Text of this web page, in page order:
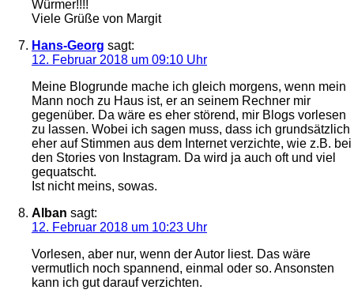
Würmer!!!!
Viele Grüße von Margit
Hans-Georg sagt:
12. Februar 2018 um 09:10 Uhr
Meine Blogrunde mache ich gleich morgens, wenn mein
Mann noch zu Haus ist, er an seinem Rechner mir
gegenüber. Da wäre es eher störend, mir Blogs vorlesen
zu lassen. Wobei ich sagen muss, dass ich grundsätzlich
eher auf Stimmen aus dem Internet verzichte, wie z.B. bei
den Stories von Instagram. Da wird ja auch oft und viel
gequatscht.
Ist nicht meins, sowas.
Alban sagt:
12. Februar 2018 um 10:23 Uhr
Vorlesen, aber nur, wenn der Autor liest. Das wäre
vermutlich noch spannend, einmal oder so. Ansonsten
kann ich gut darauf verzichten.